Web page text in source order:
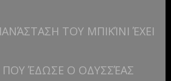
ΤΟΥ ΜΠΙΚΊΝΙ ΈΧΕΙ
ΈΔΩΣΕ Ο ΟΔΥΣΣΈΑΣ